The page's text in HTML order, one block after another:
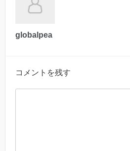
globalpea
コメントを残す